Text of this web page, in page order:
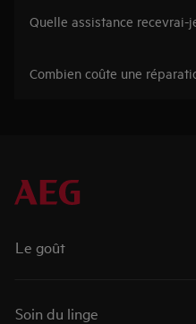
Quelle assistance recevrai-
Combien coûte une
Le goût
Soin du linge